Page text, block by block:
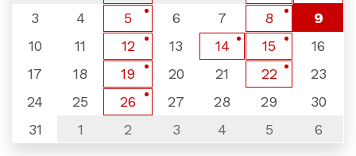
3
4 5 6 7 8
9
10
11 12 13 14 15
16
17
18 19 20 21 22
23
24
25 26 27 28 29
30
31
1 2 3 4 5 6